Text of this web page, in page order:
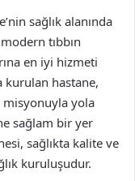
sağlık alanında
tıbbın
en iyi hizmeti
kurulan hastane,
misyonuyla yola
sağlam bir yer
sağlıkta kalite ve
kuruluşudur.